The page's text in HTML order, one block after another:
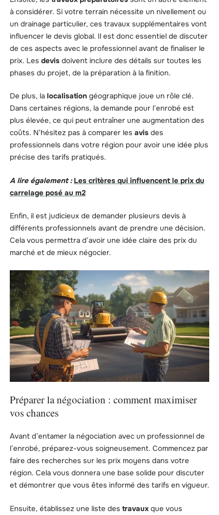
à considérer. Si votre terrain nécessite un nivellement ou
un drainage particulier, ces travaux supplémentaires vont
influencer le devis global. Il est donc essentiel de discuter
de ces aspects avec le professionnel avant de finaliser le
prix. Les devis doivent inclure des détails sur toutes les
phases du projet, de la préparation à la finition.
De plus, la localisation géographique joue un rôle clé.
Dans certaines régions, la demande pour l’enrobé est
plus élevée, ce qui peut entraîner une augmentation des
coûts. N’hésitez pas à comparer les avis des
professionnels dans votre région pour avoir une idée plus
précise des tarifs pratiqués.
A lire également : Les critères qui influencent le prix du
carrelage posé au m2
Enfin, il est judicieux de demander plusieurs devis à
différents professionnels avant de prendre une décision.
Cela vous permettra d’avoir une idée claire des prix du
marché et de mieux négocier.
Préparer la négociation : comment maximiser
vos chances
Avant d’entamer la négociation avec un professionnel de
l’enrobé, préparez-vous soigneusement. Commencez par
faire des recherches sur les prix moyens dans votre
région. Cela vous donnera une base solide pour discuter
et démontrer que vous êtes informé des tarifs en vigueur.
Ensuite, établissez une liste des travaux que vous